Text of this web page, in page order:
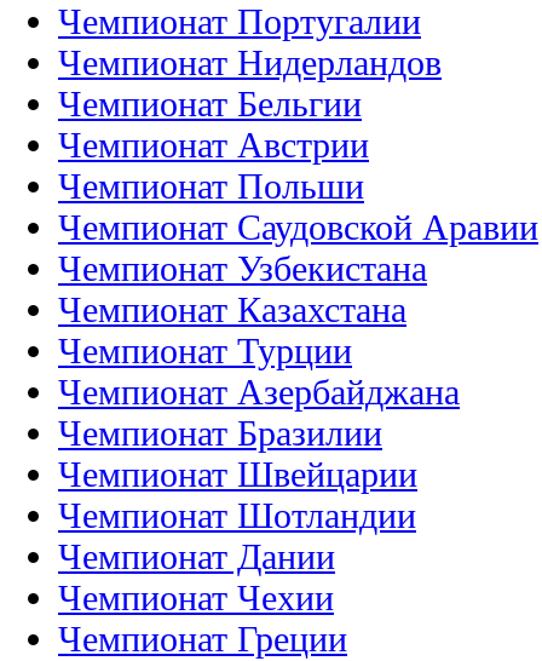
Чемпионат Португалии
Чемпионат Нидерландов
Чемпионат Бельгии
Чемпионат Австрии
Чемпионат Польши
Чемпионат Саудовской Аравии
Чемпионат Узбекистана
Чемпионат Казахстана
Чемпионат Турции
Чемпионат Азербайджана
Чемпионат Бразилии
Чемпионат Швейцарии
Чемпионат Шотландии
Чемпионат Дании
Чемпионат Чехии
Чемпионат Греции